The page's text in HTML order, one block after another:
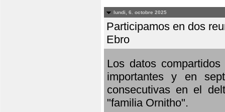
lundi, 6. octobre 2025
Participamos en dos
Ebro
Los datos
importantes y en
consecutivas en el
"familia Ornitho".